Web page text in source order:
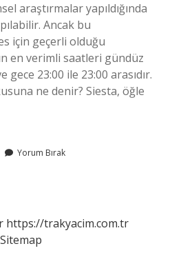
araştırmalar yapıldığında
Ancak bu
için geçerli olduğu
en verimli saatleri gündüz
gece 23:00 ile 23:00 arasıdır.
ne denir? Siesta, öğle
Yorum Bırak
https://trakyacim.com.tr
Sitemap